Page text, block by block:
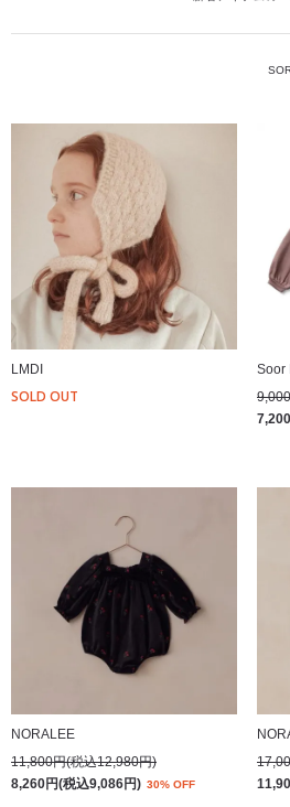
LMDI
SOLD OUT
Soor
NORALEE
11,800円(税込12,980円)
8,260円(税込9,086円) 30% OFF